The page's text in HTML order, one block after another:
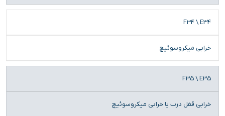
F34 \ E34
خرابی میکروسوئیچ
F35 \ E35
خرابی قفل درب یا خرابی میکروسوئیچ